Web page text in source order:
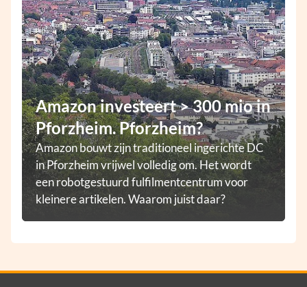
Amazon investeert > 300 mio in
Pforzheim. Pforzheim?
Amazon bouwt zijn traditioneel ingerichte DC
in Pforzheim vrijwel volledig om. Het wordt
een robotgestuurd fulfilmentcentrum voor
kleinere artikelen. Waarom juist daar?